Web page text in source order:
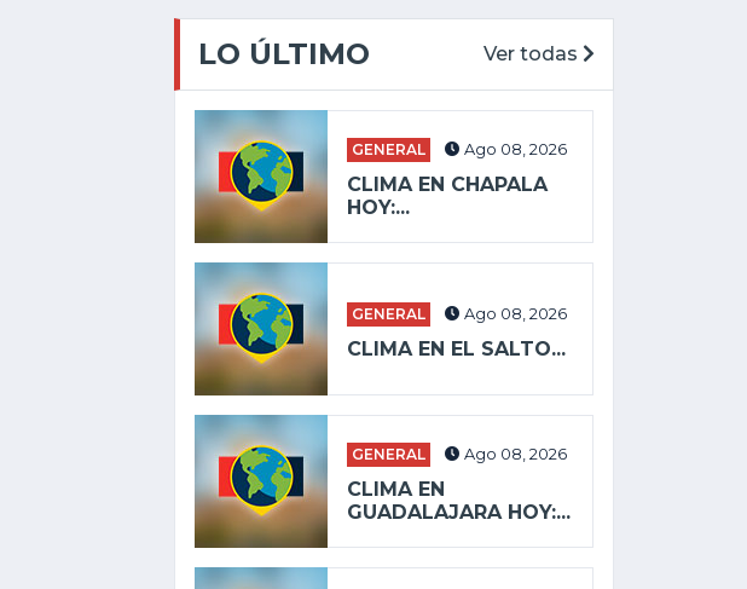
LO ÚLTIMO Ver todas
GENERAL Ago 08, 2026
CLIMA EN CHAPALA
HOY:...
GENERAL Ago 08, 2026
CLIMA EN EL SALTO...
GENERAL Ago 08, 2026
CLIMA EN
GUADALAJARA HOY:...